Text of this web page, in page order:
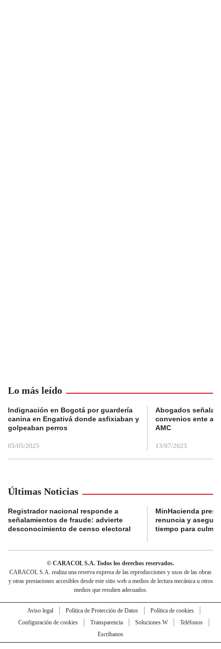
Lo más leído
Indignación en Bogotá por guardería
canina en Engativá donde asfixiaban y
golpeaban perros
05/05/2025
Abogados
convenios ente
AMC
13/07/2023
Últimas Noticias
Registrador nacional responde a
señalamientos de fraude: advierte
desconocimiento de censo electoral
MinHacienda
renuncia y
tiempo para
© CARACOL S.A. Todos los derechos reservados.
CARACOL S.A. realiza una reserva expresa de las reproducciones y usos de las obras
y otras prestaciones accesibles desde este sitio web a medios de lectura mecánica u otros
medios que resulten adecuados.
Aviso legal Política de Protección de Datos
Política de cookies
Configuración de cookies
Transparencia Soluciones W
Teléfonos
Escríbanos